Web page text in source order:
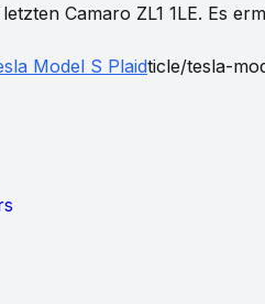
Camaro ZL1 1LE. Es
Model S Plaidticle/tesla-